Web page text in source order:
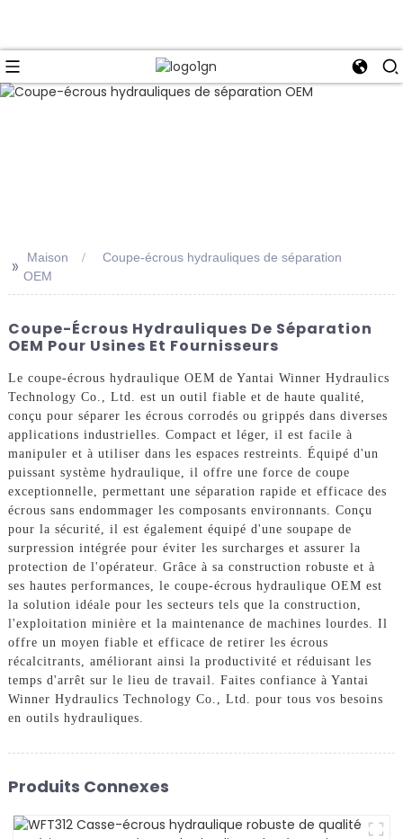
>> Maison
Coupe-écrous hydrauliques de séparation
OEM
Coupe-Écrous Hydrauliques De Séparation
OEM Pour Usines Et Fournisseurs
Le coupe-écrous hydraulique OEM de Yantai Winner Hydraulics
Technology Co., Ltd. est un outil fiable et de haute qualité,
conçu pour séparer les écrous corrodés ou grippés dans diverses
applications industrielles. Compact et léger, il est facile à
manipuler et à utiliser dans les espaces restreints. Équipé d'un
puissant système hydraulique, il offre une force de coupe
exceptionnelle, permettant une séparation rapide et efficace des
écrous sans endommager les composants environnants. Conçu
pour la sécurité, il est également équipé d'une soupape de
surpression intégrée pour éviter les surcharges et assurer la
protection de l'opérateur. Grâce à sa construction robuste et à
ses hautes performances, le coupe-écrous hydraulique OEM est
la solution idéale pour les secteurs tels que la construction,
l'exploitation minière et la maintenance de machines lourdes. Il
offre un moyen fiable et efficace de retirer les écrous
récalcitrants, améliorant ainsi la productivité et réduisant les
temps d'arrêt sur le lieu de travail. Faites confiance à Yantai
Winner Hydraulics Technology Co., Ltd. pour tous vos besoins
en outils hydrauliques.
Produits Connexes